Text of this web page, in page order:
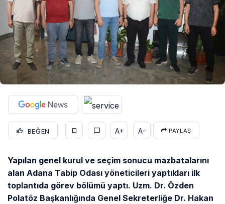
BEĞEN A+ A- PAYLAŞ
Yapılan genel kurul ve seçim sonucu mazbatalarını
alan Adana Tabip Odası yöneticileri yaptıkları ilk
toplantıda görev bölümü yaptı. Uzm. Dr. Özden
Polatöz Başkanlığında Genel Sekreterliğe Dr. Hakan